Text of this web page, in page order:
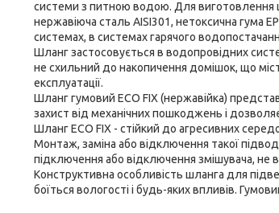
системи з питною водою. Для виготовлення
нержавіюча сталь AISI301, нетоксична гума
системах, в системах гарячого
Шланг застосовується в водопровідних
не схильний до накопичення домішок, що
експлуатації.
Шланг гумовий ECO FIX (нержавійка)
захист від механічних пошкоджень і
Шланг ECO FIX - стійкий до агресивних
Монтаж, заміна або відключення такої
підключення або відключення змішувача, не
Конструктивна особливість шланга для
боїться вологості і будь-яких впливів.